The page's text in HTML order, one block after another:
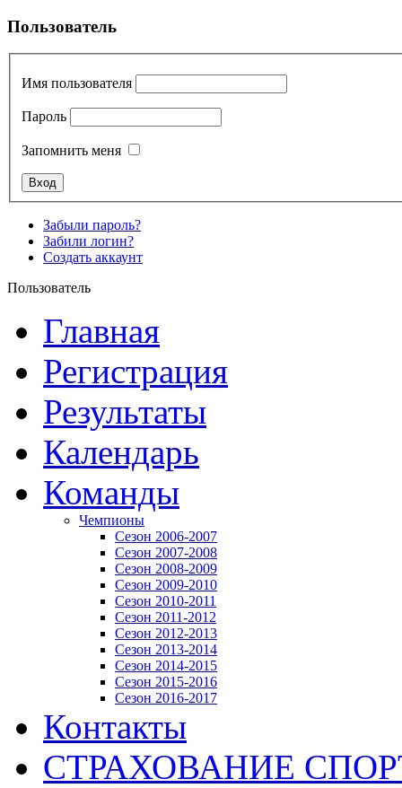
Пользователь
Имя пользователя
Пароль
Запомнить меня
Забыли пароль?
Забили логин?
Создать аккаунт
Пользователь
Главная
Регистрация
Результаты
Календарь
Команды
Чемпионы
Сезон 2006-2007
Сезон 2007-2008
Сезон 2008-2009
Сезон 2009-2010
Сезон 2010-2011
Сезон 2011-2012
Сезон 2012-2013
Сезон 2013-2014
Сезон 2014-2015
Сезон 2015-2016
Сезон 2016-2017
Контакты
СТРАХОВАНИЕ